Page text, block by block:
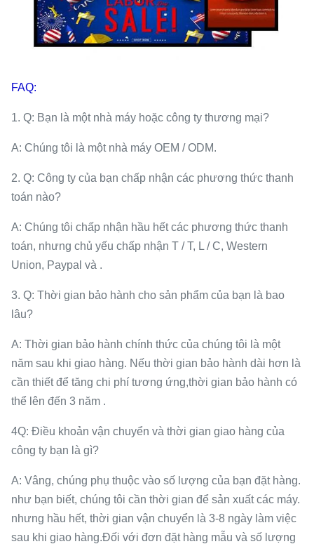
FAQ:
1. Q: Bạn là một nhà máy hoặc công ty thương mại?
A: Chúng tôi là một nhà máy OEM / ODM.
2. Q: Công ty của bạn chấp nhận các phương thức thanh
toán nào?
A: Chúng tôi chấp nhận hầu hết các phương thức thanh
toán, nhưng chủ yếu chấp nhận T / T, L / C, Western
Union, Paypal và .
3. Q: Thời gian bảo hành cho sản phẩm của bạn là bao
lâu?
A: Thời gian bảo hành chính thức của chúng tôi là một
năm sau khi giao hàng. Nếu thời gian bảo hành dài hơn là
cần thiết để tăng chi phí tương ứng,thời gian bảo hành có
thể lên đến 3 năm .
4Q: Điều khoản vận chuyển và thời gian giao hàng của
công ty bạn là gì?
A: Vâng, chúng phụ thuộc vào số lượng của bạn đặt hàng.
như bạn biết, chúng tôi cần thời gian để sản xuất các máy.
nhưng hầu hết, thời gian vận chuyển là 3-8 ngày làm việc
sau khi giao hàng.Đối với đơn đặt hàng mẫu và số lượng